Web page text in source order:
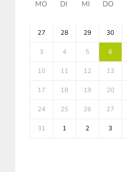
MO DI MI DO
27 28 29 30
3 4 5 6
10 11 12 13
17 18 19 20
24 25 26 27
31 1 2 3